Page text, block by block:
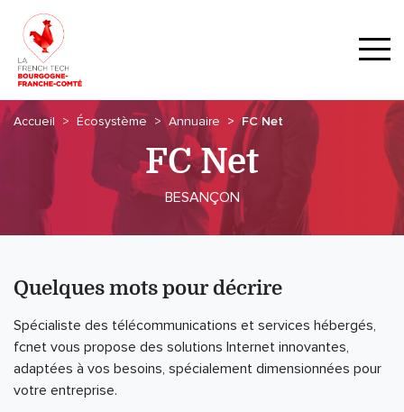
Accueil Écosystème Annuaire FC Net
FC Net
BESANÇON
Quelques mots pour décrire
Spécialiste des télécommunications et services hébergés,
fcnet vous propose des solutions Internet innovantes,
adaptées à vos besoins, spécialement dimensionnées pour
votre entreprise.